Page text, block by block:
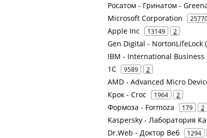
Росатом - Гринатом -
Microsoft Corporation
Apple Inc 13149 2
Gen Digital - NortonLifeLock
IBM - International Business
1С 9589 2
AMD - Advanced Micro
Крок - Croc 1964 2
Формоза - Formoza 179 2
Kaspersky - Лаборатория
Dr.Web - Доктор Веб 1294